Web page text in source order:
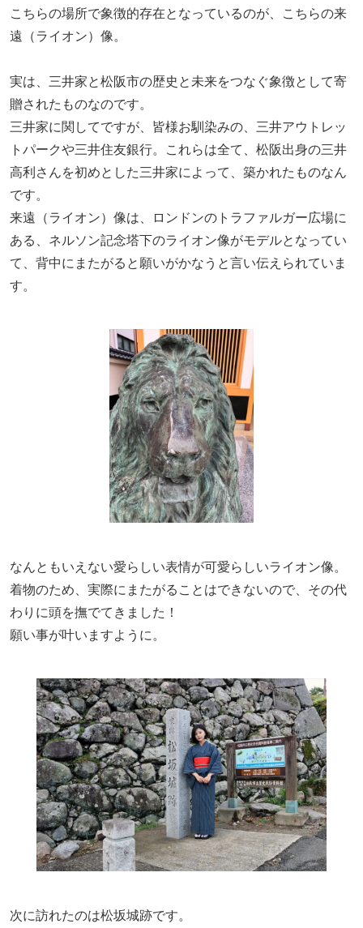
こちらの場所で象徴的存在となっているのが、こちらの来
遠（ライオン）像。
実は、三井家と松阪市の歴史と未来をつなぐ象徴として寄
贈されたものなのです。
三井家に関してですが、皆様お馴染みの、三井アウトレッ
トパークや三井住友銀行。これらは全て、松阪出身の三井
高利さんを初めとした三井家によって、築かれたものなん
です。
来遠（ライオン）像は、ロンドンのトラファルガー広場に
ある、ネルソン記念塔下のライオン像がモデルとなってい
て、背中にまたがると願いがかなうと言い伝えられていま
す。
なんともいえない愛らしい表情が可愛らしいライオン像。
着物のため、実際にまたがることはできないので、その代
わりに頭を撫でてきました！
願い事が叶いますように。
次に訪れたのは松坂城跡です。